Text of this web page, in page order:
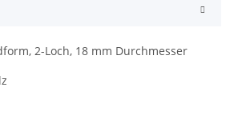
2-Loch, 18 mm Durchmesser